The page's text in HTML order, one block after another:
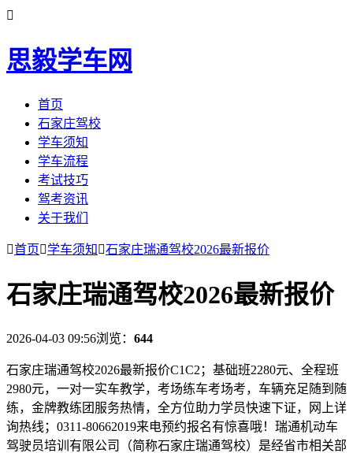

思毅学车网
首页
石家庄驾校
学车须知
学车流程
考试技巧
驾考资讯
关于我们
首页学车须知 石家庄瑞通驾校2026最新报价
石家庄瑞通驾校2026最新报价
2026-04-03 09:56浏览： 644
石家庄瑞通驾校2026最新报价C1C2；基础班2280元、全程班
2980元，一对一实车教学，考场练车考场考，车辆充足随到随
练，金牌教练团服务热情，全方位助力学员快速下证，网上详
询热线；0311-80662019来电预约报名有惊喜哦！瑞通机动车
驾驶员培训有限公司（简称石家庄瑞通驾校）是经省市相关部